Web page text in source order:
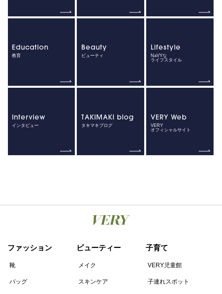
Education
教育
Beauty
ビューティ
Lifestyle
NaVYな
ライフスタイル
Interview
インタビュー
TAKIMAKI blog
タキマキブログ
VERY Web
VERY
オフィシャルサイト
ファッション
靴
バッグ
ビューティー
メイク
スキンケア
子育て
VERY児童館
子連れスポット